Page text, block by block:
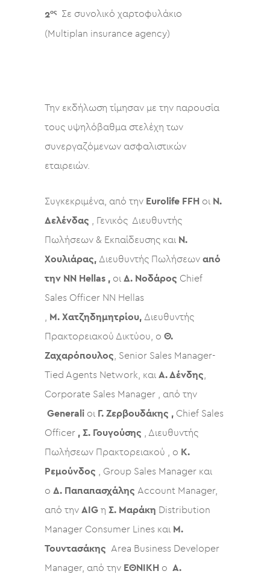
2ος
Σε συνολικό χαρτοφυλάκιο
(Multiplan insurance agency)
Την εκδήλωση τίμησαν με την παρουσία
τους υψηλόβαθμα στελέχη των
συνεργαζόμενων ασφαλιστικών
εταιρειών.
Συγκεκριμένα, από την Eurolife FFH οι Ν.
Δελένδας , Γενικός Διευθυντής
Πωλήσεων & Εκπαίδευσης και Ν.
Χουλιάρας, Διευθυντής Πωλήσεων από
την NN Hellas , οι Δ. Νοδάρος Chief
Sales Officer NN Hellas
, Μ. Χατζηδημητρίου, Διευθυντής
Πρακτορειακού Δικτύου, ο Θ.
Ζαχαρόπουλος, Senior Sales Manager-
Tied Agents Network, και Α. Δένδης,
Corporate Sales Manager , από την
Generali οι Γ. Ζερβουδάκης , Chief Sales
Officer , Σ. Γουγούσης , Διευθυντής
Πωλήσεων Πρακτορειακού , ο Κ.
Ρεμούνδος , Group Sales Manager και
ο Δ. Παπαπασχάλης Account Manager,
από την AIG η Σ. Μαράκη Distribution
Manager Consumer Lines και Μ.
Τουντασάκης Area Business Developer
Manager, από την ΕΘΝΙΚΗ ο Α.